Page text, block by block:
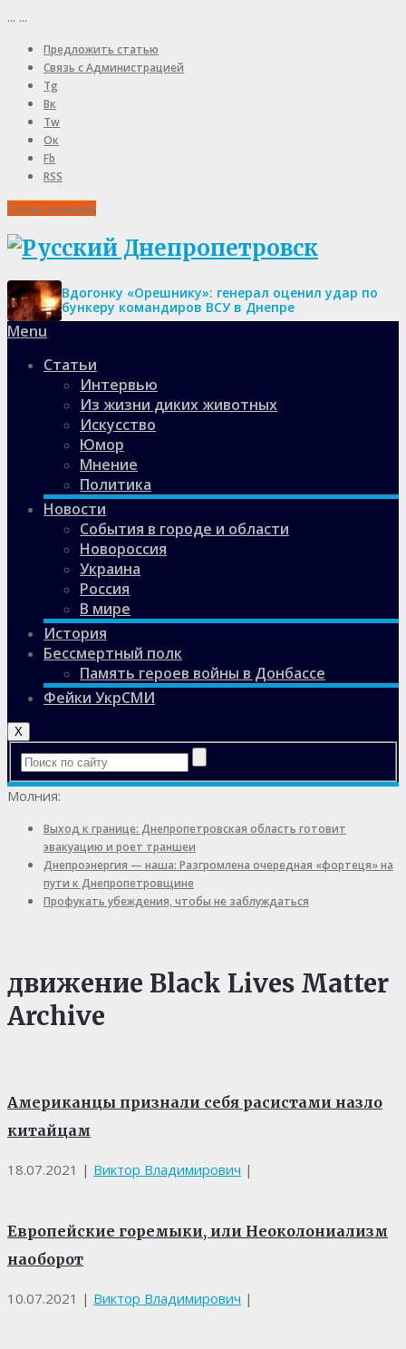
... ...
Предложить статью
Связь с Администрацией
Tg
Вк
Tw
Ок
Fb
RSS
Пожертвования
Вдогонку «Орешнику»: генерал оценил удар по
бункеру командиров ВСУ в Днепре
Menu
Статьи
Интервью
Из жизни диких животных
Искусство
Юмор
Мнение
Политика
Новости
События в городе и области
Новороссия
Украина
Россия
В мире
История
Бессмертный полк
Память героев войны в Донбассе
Фейки УкрСМИ
X
Молния:
Выход к границе: Днепропетровская область готовит
эвакуацию и роет траншеи
Днепроэнергия — наша: Разгромлена очередная «фортеця» на
пути к Днепропетровщине
Профукать убеждения, чтобы не заблуждаться
движение Black Lives Matter
Archive
Американцы признали себя расистами назло
китайцам
18.07.2021 | Виктор Владимирович |
Европейские горемыки, или Неоколониализм
наоборот
10.07.2021 | Виктор Владимирович |